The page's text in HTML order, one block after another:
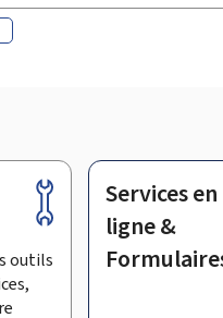
outils
Services en
ligne &